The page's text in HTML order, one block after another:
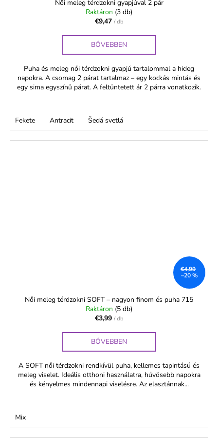
Női meleg térdzokni gyapjúval 2 pár
Raktáron (3 db)
€9,47 / db
BŐVEBBEN
Puha és meleg női térdzokni gyapjú tartalommal a hideg
napokra. A csomag 2 párat tartalmaz – egy kockás mintás és
egy sima egyszínű párat. A feltüntetett ár 2 párra vonatkozik.
Fekete Antracit Šedá svetlá
€4,99
–20 %
Női meleg térdzokni SOFT – nagyon finom és puha 715
Raktáron (5 db)
€3,99 / db
BŐVEBBEN
A SOFT női térdzokni rendkívül puha, kellemes tapintású és
meleg viselet. Ideális otthoni használatra, hűvösebb napokra
és kényelmes mindennapi viselésre. Az elasztánnak...
Mix